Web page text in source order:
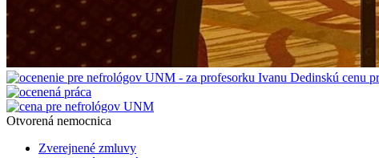
Otvorená nemocnica
Zverejnené zmluvy